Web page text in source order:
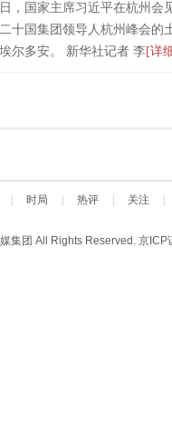
，国家主席习近平在杭州会
十国集团领导人杭州峰会的
尔多安。 新华社记者 李 [详
时局 热评 关注
集团 All Rights Reserved. 京ICP